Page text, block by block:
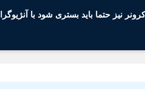
نیز حتما باید بستری شود با